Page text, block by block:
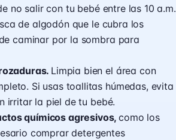
no salir con tu bebé entre las 10 a.m.
de algodón que le cubra los
caminar por la sombra para
. Limpia bien el área con
Si usas toallitas húmedas, evita
irritar la piel de tu bebé.
químicos agresivos,como los
comprar detergentes